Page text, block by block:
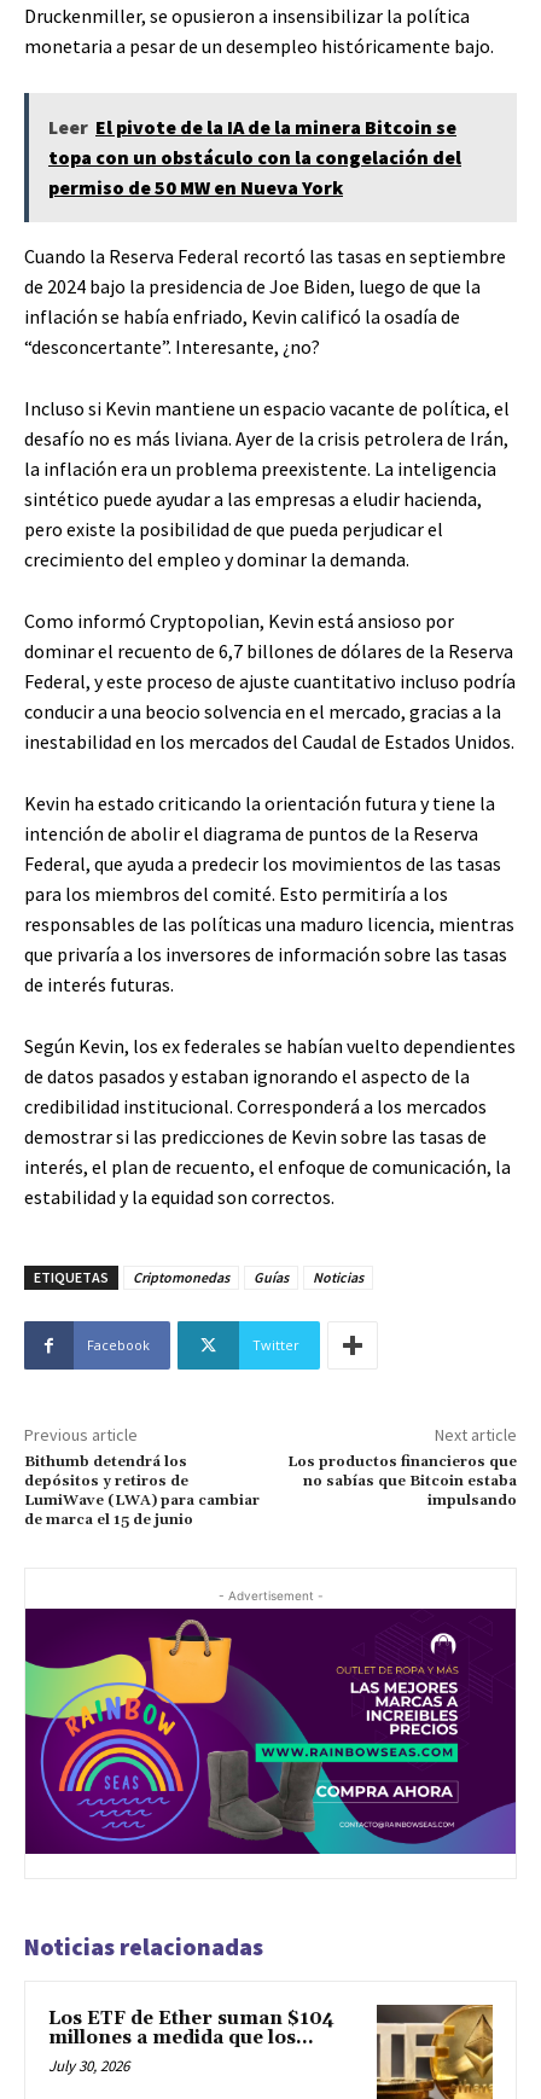
Druckenmiller, se opusieron a insensibilizar la política
monetaria a pesar de un desempleo históricamente bajo.
Leer El pivote de la IA de la minera Bitcoin se
topa con un obstáculo con la congelación del
permiso de 50 MW en Nueva York
Cuando la Reserva Federal recortó las tasas en septiembre
de 2024 bajo la presidencia de Joe Biden, luego de que la
inflación se había enfriado, Kevin calificó la osadía de
“desconcertante”. Interesante, ¿no?
Incluso si Kevin mantiene un espacio vacante de política, el
desafío no es más liviana. Ayer de la crisis petrolera de Irán,
la inflación era un problema preexistente. La inteligencia
sintético puede ayudar a las empresas a eludir hacienda,
pero existe la posibilidad de que pueda perjudicar el
crecimiento del empleo y dominar la demanda.
Como informó Cryptopolian, Kevin está ansioso por
dominar el recuento de 6,7 billones de dólares de la Reserva
Federal, y este proceso de ajuste cuantitativo incluso podría
conducir a una beocio solvencia en el mercado, gracias a la
inestabilidad en los mercados del Caudal de Estados Unidos.
Kevin ha estado criticando la orientación futura y tiene la
intención de abolir el diagrama de puntos de la Reserva
Federal, que ayuda a predecir los movimientos de las tasas
para los miembros del comité. Esto permitiría a los
responsables de las políticas una maduro licencia, mientras
que privaría a los inversores de información sobre las tasas
de interés futuras.
Según Kevin, los ex federales se habían vuelto dependientes
de datos pasados ​​y estaban ignorando el aspecto de la
credibilidad institucional. Corresponderá a los mercados
demostrar si las predicciones de Kevin sobre las tasas de
interés, el plan de recuento, el enfoque de comunicación, la
estabilidad y la equidad son correctos.
ETIQUETAS Criptomonedas Guías Noticias
Facebook Twitter
Previous article
Bithumb detendrá los
depósitos y retiros de
LumiWave (LWA) para cambiar
de marca el 15 de junio
Next article
Los productos financieros que
no sabías que Bitcoin estaba
impulsando
- Advertisement -
Noticias relacionadas
Los ETF de Ether suman $104
millones a medida que los...
July 30, 2026